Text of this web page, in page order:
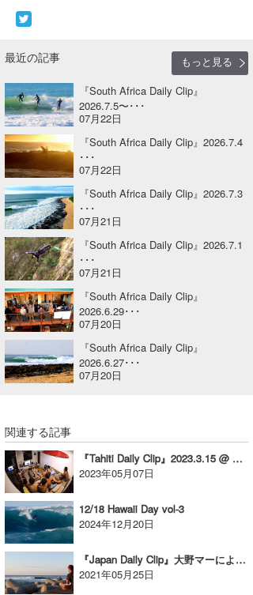
最近の記事
もっと見る
『South Africa Daily Clip』
2026.7.5〜･･･
07月22日
『South Africa Daily Clip』2026.7.4
･･･
07月22日
『South Africa Daily Clip』2026.7.3
･･･
07月21日
『South Africa Daily Clip』2026.7.1
･･･
07月21日
『South Africa Daily Clip』
2026.6.29･･･
07月20日
『South Africa Daily Clip』
2026.6.27･･･
07月20日
関連する記事
『Tahiti Daily Clip』2023.3.15 @ TAHITI
2023年05月07日
12/18 Hawaii Day vol-3
2024年12月20日
『Japan Daily Clip』大野マーによる沖縄セッション / vol.2
2021年05月25日
arukasvision
DELTA FORCE SURF
CBA Films
熊谷素子
嵯峨明日香
進士剛光
田原啓江
植村未来
NOBUFUKU
大野”MAR”修聖
喜納海人
+☆maki☆+
Aichan
chan-U
ECE
G◎Da
H
KID
KOBU
KY
MIN
S.K
Soulman
VAGY
waka☆=
YUKI☆